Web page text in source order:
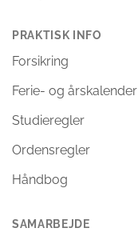
PRAKTISK INFO
Forsikring
Ferie- og årskalender
Studieregler
Ordensregler
Håndbog
SAMARBEJDE